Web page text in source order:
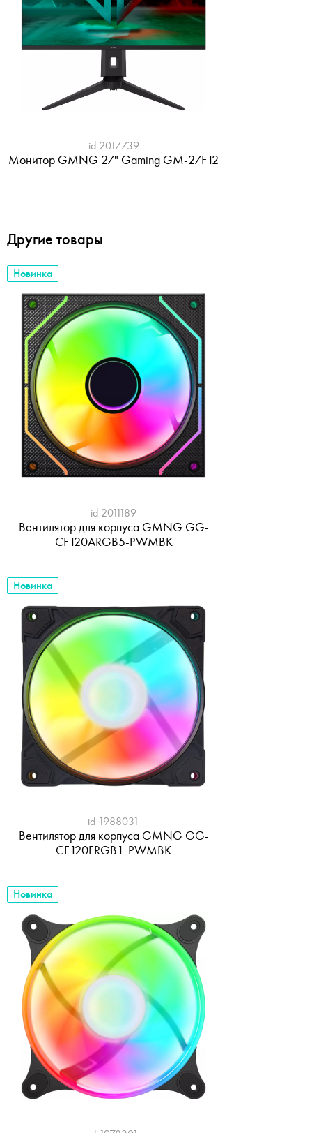
id 2017739
Монитор GMNG 27" Gaming GM-27F12
Другие товары
Новинка
id 2011189
Вентилятор для корпуса GMNG GG-
CF120ARGB5-PWMBK
Новинка
id 1988031
Вентилятор для корпуса GMNG GG-
CF120FRGB1-PWMBK
Новинка